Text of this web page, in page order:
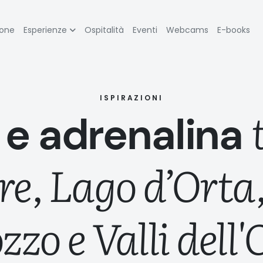
Esperienze Ospitalità Eventi Webcams E-books
ISPIRAZIONI
adrenalina
Lago
e Valli